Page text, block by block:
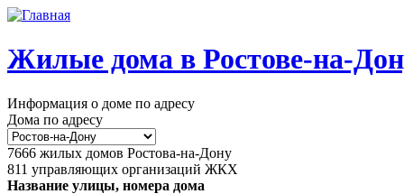
Перейти к основному содержанию
Жилые дома в Ростове-на-
Информация о доме по адресу
Дома по адресу
7666 жилых домов Ростова-на-Дону
811 управляющих организаций ЖКХ
Название улицы, номера дома